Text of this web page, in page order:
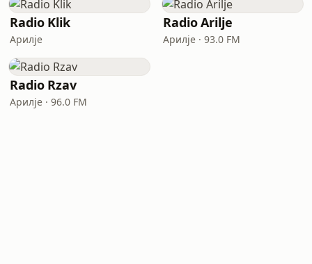
Radio Klik
Арилје
Radio Arilje
Арилје · 93.0 FM
Radio Rzav
Арилје · 96.0 FM